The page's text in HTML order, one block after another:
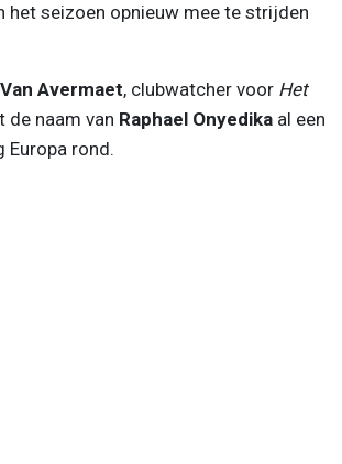
het seizoen opnieuw mee te strijden
Avermaet, clubwatcher voor Het
de naam van Raphael Onyedika al een
Europa rond.